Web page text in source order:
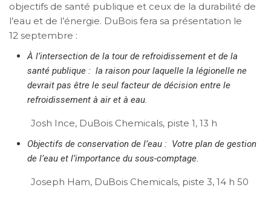
objectifs de santé publique et ceux de la durabilité de
l’eau et de l’énergie. DuBois fera sa présentation le
12 septembre :
À l’intersection de la tour de refroidissement et de la
santé publique : la raison pour laquelle la légionelle ne
devrait pas être le seul facteur de décision entre le
refroidissement à air et à eau.
Josh Ince, DuBois Chemicals, piste 1, 13 h
Objectifs de conservation de l’eau : Votre plan de gestion
de l’eau et l’importance du sous-comptage.
Joseph Ham, DuBois Chemicals, piste 3, 14 h 50